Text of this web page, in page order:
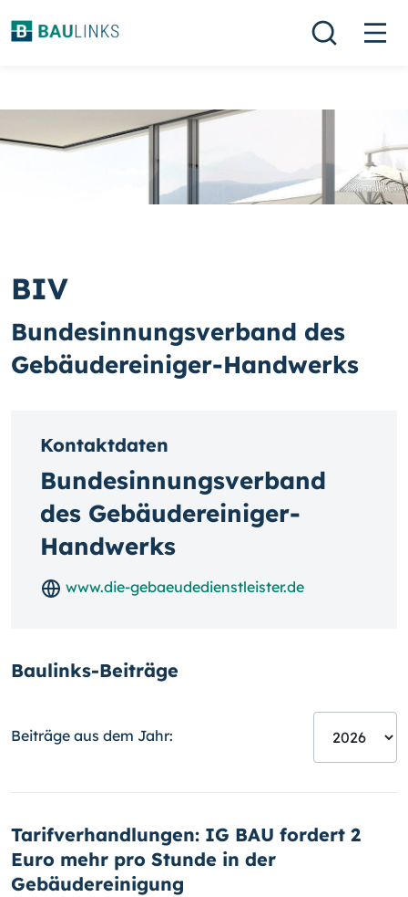
BIV
Bundesinnungsverband des
Gebäudereiniger-Handwerks
Kontaktdaten
Bundesinnungsverband
des Gebäudereiniger-
Handwerks
www.die-gebaeudedienstleister.de
Baulinks-Beiträge
Beiträge aus dem Jahr:
Tarifverhandlungen: IG BAU fordert 2
Euro mehr pro Stunde in der
Gebäudereinigung